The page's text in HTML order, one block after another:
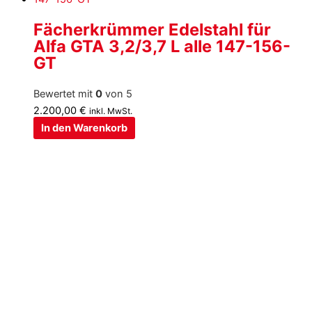
Fächerkrümmer Edelstahl für
Alfa GTA 3,2/3,7 L alle 147-156-
GT
Bewertet mit 0 von 5
2.200,00 € inkl. MwSt.
In den Warenkorb